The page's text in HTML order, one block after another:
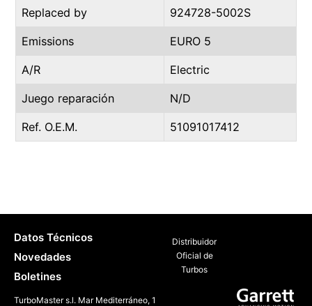
Replaced by 924728-5002S
Emissions EURO 5
A/R Electric
Juego reparación N/D
Ref. O.E.M. 51091017412
Distribuidor
Oficial de
Turbos
Datos Técnicos
Novedades
Boletines
TurboMaster s.l. Mar Mediterráneo, 1